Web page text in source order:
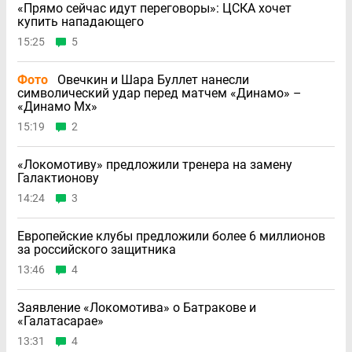
«Прямо сейчас идут переговоры»: ЦСКА хочет
купить нападающего
15:25 5
Фото
Овечкин и Шара Буллет нанесли
символический удар перед матчем «Динамо» –
«Динамо Мх»
15:19 2
«Локомотиву» предложили тренера на замену
Галактионову
14:24 3
Европейские клубы предложили более 6 миллионов
за российского защитника
13:46 4
Заявление «Локомотива» о Батракове и
«Галатасарае»
13:31 4